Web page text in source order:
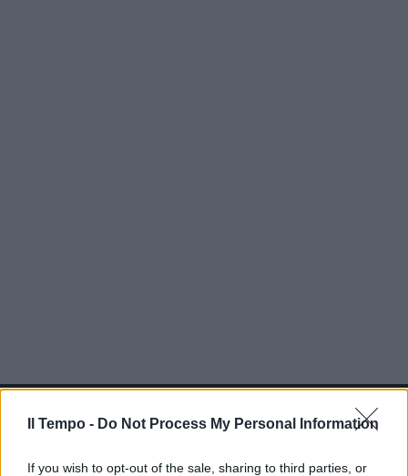
Il Tempo - Do Not Process My Personal Information
If you wish to opt-out of the sale, sharing to third parties, or